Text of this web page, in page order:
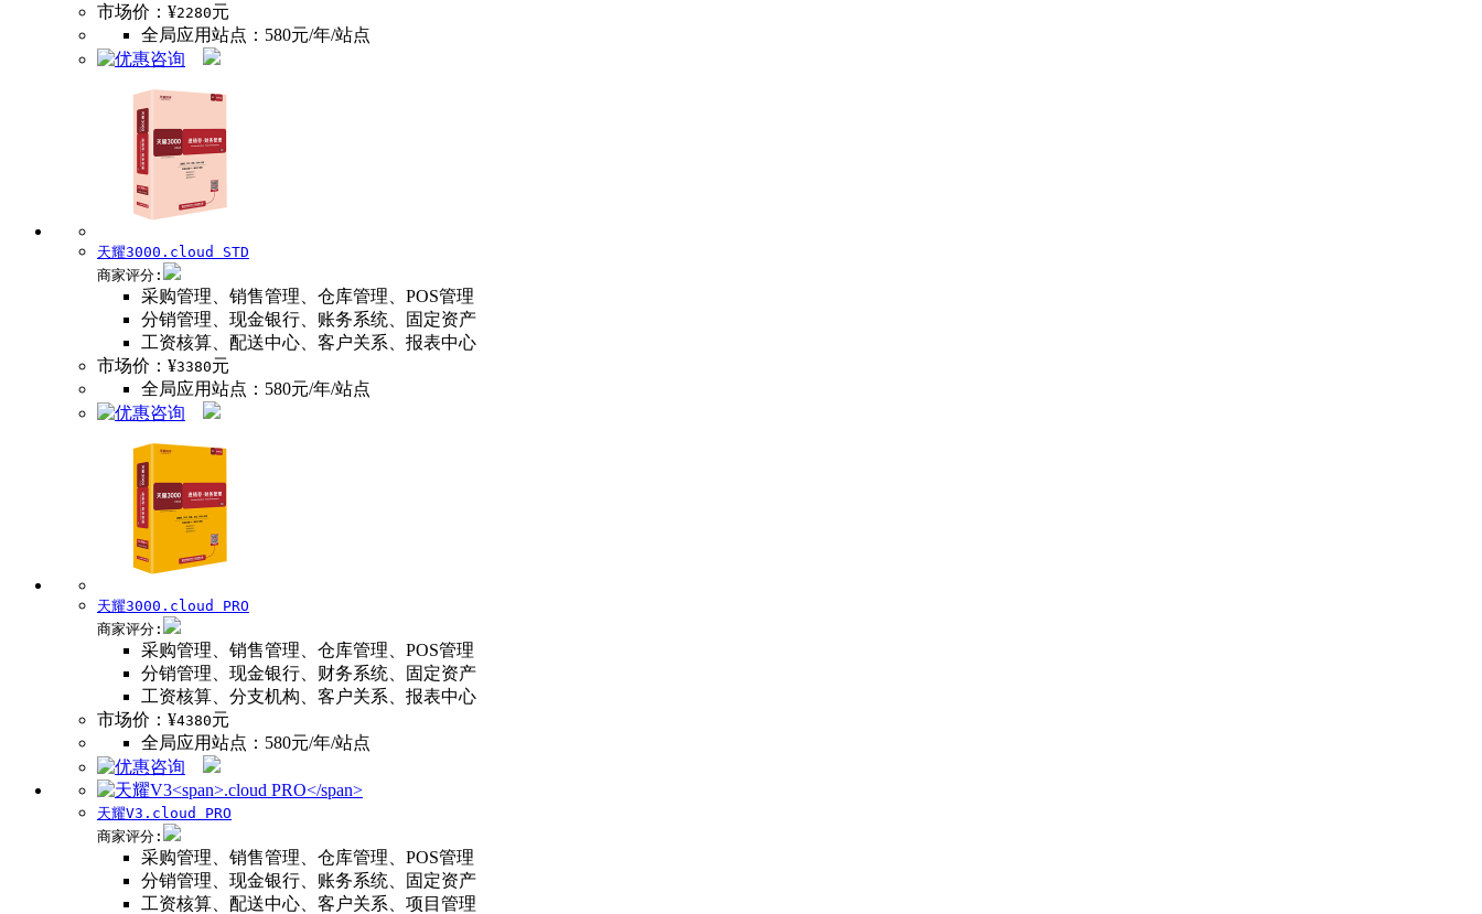
市场价：¥2280元
全局应用站点：580元/年/站点
天耀3000.cloud STD
商家评分:
采购管理、销售管理、仓库管理、POS管理
分销管理、现金银行、账务系统、固定资产
工资核算、配送中心、客户关系、报表中心
市场价：¥3380元
全局应用站点：580元/年/站点
天耀3000 .cloud PRO
商家评分:
采购管理、销售管理、仓库管理、POS管理
分销管理、现金银行、财务系统、固定资产
工资核算、分支机构、客户关系、报表中心
市场价：¥4380元
全局应用站点：580元/年/站点
天耀V3 .cloud PRO
商家评分:
采购管理、销售管理、仓库管理、POS管理
分销管理、现金银行、账务系统、固定资产
工资核算、配送中心、客户关系、项目管理